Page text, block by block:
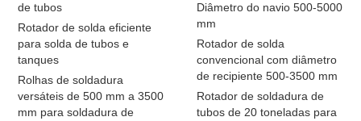
de tubos
Rotador de solda eficiente
para solda de tubos e
tanques
Rolhas de soldadura
versáteis de 500 mm a 3500
mm para soldadura de
Diâmetro do navio 500-5000
mm
Rotador de solda
convencional com diâmetro
de recipiente 500-3500 mm
Rotador de soldadura de
tubos de 20 toneladas para